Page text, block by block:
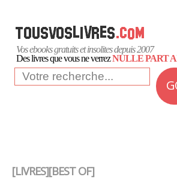
Vos ebooks gratuits et insolites depuis 2007
Des livres que vous ne verrezNULLE PART
[LIVRES][BEST OF]